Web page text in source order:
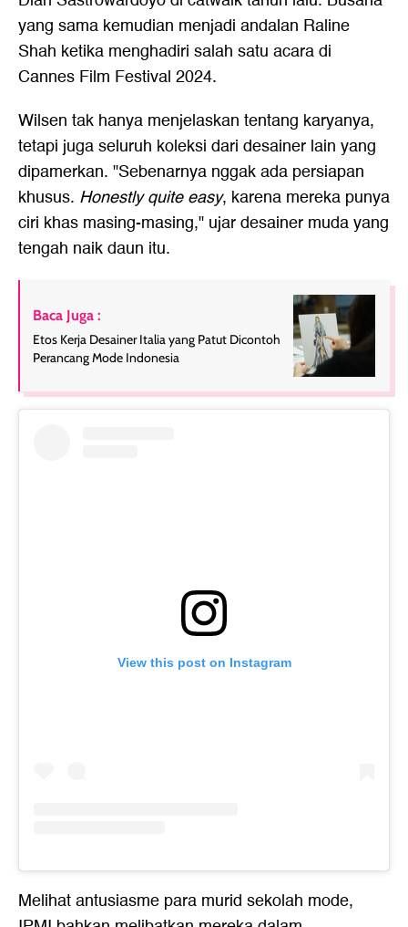
yang sama kemudian menjadi andalan Raline
Shah ketika menghadiri salah satu acara di
Cannes Film Festival 2024.
Wilsen tak hanya menjelaskan tentang karyanya,
tetapi juga seluruh koleksi dari desainer lain yang
dipamerkan. "Sebenarnya nggak ada persiapan
khusus. Honestly quite easy, karena mereka punya
ciri khas masing-masing," ujar desainer muda yang
tengah naik daun itu.
Baca Juga :
Etos Kerja Desainer Italia yang Patut Dicontoh
Perancang Mode Indonesia
View this post on Instagram
Melihat antusiasme para murid sekolah mode,